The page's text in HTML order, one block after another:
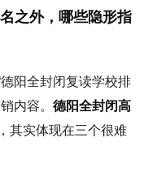
之外，哪些隐形指
阳全封闭复读学校排
内容。 德阳全封闭高
其实体现在三个很难